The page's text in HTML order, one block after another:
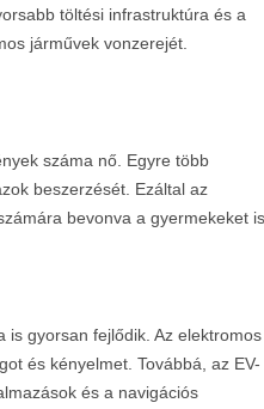
töltési infrastruktúra és a
járművek vonzerejét.
száma nő. Egyre több
beszerzését. Ezáltal az
bevonva a gyermekeket is.
gyorsan fejlődik. Az elektromos
és kényelmet. Továbbá, az EV-
és a navigációs